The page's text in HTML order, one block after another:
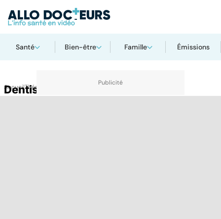
Santé Bien-être Famille Émissions
AccueilThématiques
Dentiste